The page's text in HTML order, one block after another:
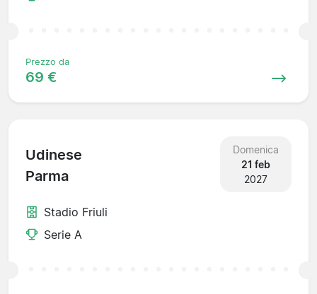
Prezzo da
69 €
Udinese
Parma
Domenica
21 feb
2027
Stadio Friuli
Serie A